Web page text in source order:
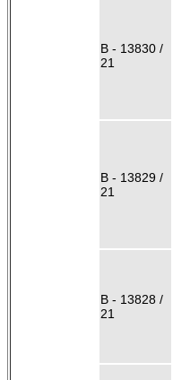
B - 13830 /
21
B - 13829 /
21
B - 13828 /
21